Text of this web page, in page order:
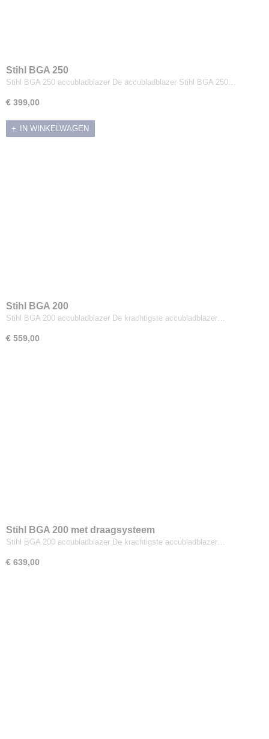
Stihl BGA 250
Stihl BGA 250 accubladblazer De accubladblazer Stihl BGA 250…
€ 399,00
IN WINKELWAGEN
Stihl BGA 200
Stihl BGA 200 accubladblazer De krachtigste accubladblazer…
€ 559,00
Stihl BGA 200 met draagsysteem
Stihl BGA 200 accubladblazer De krachtigste accubladblazer…
€ 639,00